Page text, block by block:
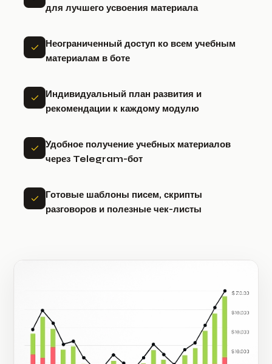
для лучшего усвоения материала
Неограниченный доступ ко всем учебным
материалам в боте
Индивидуальный план развития и
рекомендации к каждому модулю
Удобное получение учебных материалов
через Telegram-бот
Готовые шаблоны писем, скрипты
разговоров и полезные чек-листы